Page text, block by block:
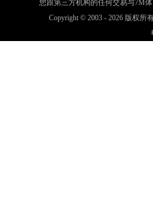
您跟第三方机构的任何交易与7M
Copyright © 2003 - 2026 版权所